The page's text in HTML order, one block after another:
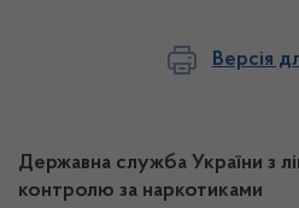
Версія
Державна служба України з
контролю за наркотиками